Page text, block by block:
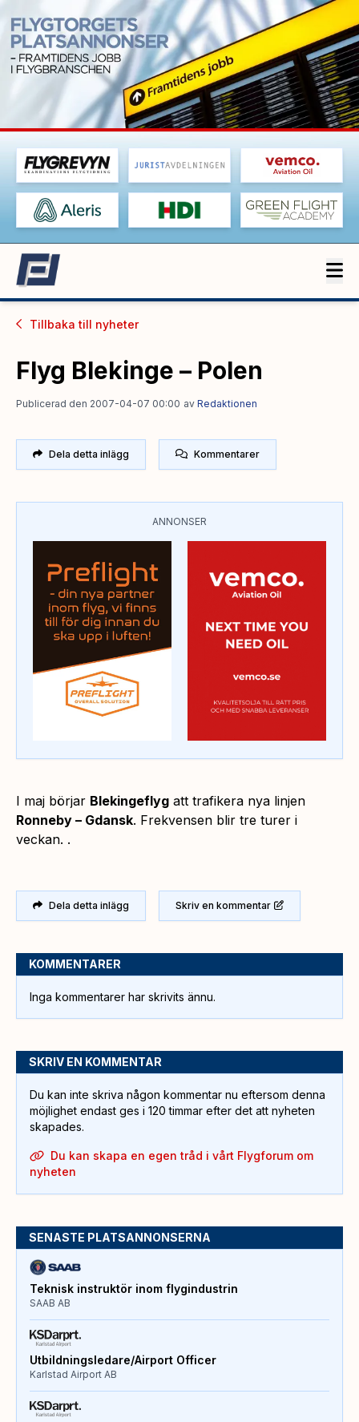
Tillbaka till nyheter
Flyg Blekinge – Polen
Publicerad den 2007-04-07 00:00 av Redaktionen
Dela detta inlägg Kommentarer
ANNONSER
I maj börjar Blekingeflyg att trafikera nya linjen
Ronneby – Gdansk. Frekvensen blir tre turer i
veckan. .
Dela detta inlägg Skriv en kommentar
KOMMENTARER
Inga kommentarer har skrivits ännu.
SKRIV EN KOMMENTAR
Du kan inte skriva någon kommentar nu eftersom denna
möjlighet endast ges i 120 timmar efter det att nyheten
skapades.
Du kan skapa en egen tråd i vårt Flygforum om
nyheten
SENASTE PLATSANNONSERNA
Teknisk instruktör inom flygindustrin
SAAB AB
Utbildningsledare/Airport Officer
Karlstad Airport AB